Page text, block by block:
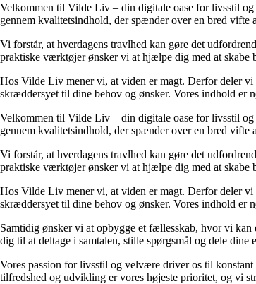
Velkommen til Vilde Liv – din digitale oase for livsstil
gennem kvalitetsindhold, der spænder over en bred
Vi forstår, at hverdagens travlhed kan gøre det
praktiske værktøjer ønsker vi at hjælpe dig med at skabe
Hos Vilde Liv mener vi, at viden er magt. Derfor deler vi
skræddersyet til dine behov og ønsker. Vores indhold er
Velkommen til Vilde Liv – din digitale oase for livsstil
gennem kvalitetsindhold, der spænder over en bred
Vi forstår, at hverdagens travlhed kan gøre det
praktiske værktøjer ønsker vi at hjælpe dig med at skabe
Hos Vilde Liv mener vi, at viden er magt. Derfor deler vi
skræddersyet til dine behov og ønsker. Vores indhold er
Samtidig ønsker vi at opbygge et fællesskab, hvor vi kan
dig til at deltage i samtalen, stille spørgsmål og dele dine
Vores passion for livsstil og velvære driver os til
tilfredshed og udvikling er vores højeste prioritet, og vi